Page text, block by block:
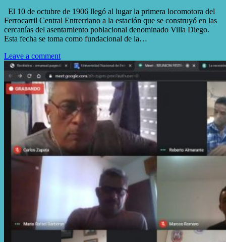
El 10 de octubre de 1906 llegó al lugar la primera locomotora del
Ferrocarril Central Entrerriano a la estación que se construyó en las
cercanías del asentamiento poblacional denominado Villa Diego.
Esta fecha se toma como fundacional de la…
Leave a comment